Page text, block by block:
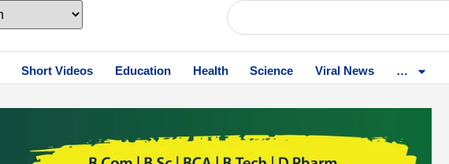
Short Videos Education Health Science Viral News …